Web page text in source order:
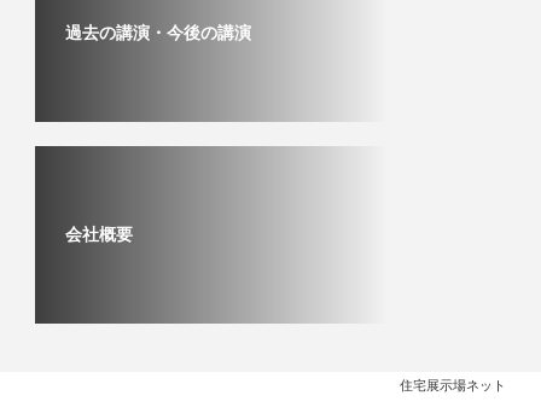
過去の講演・今後の講演
会社概要
住宅展示場ネット